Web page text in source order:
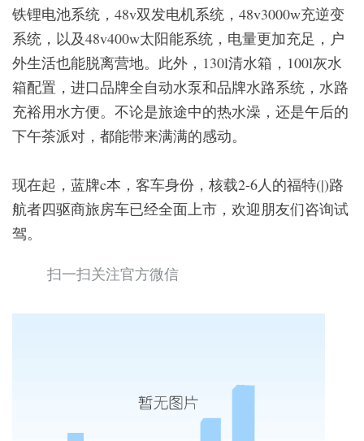
铁锂电池系统，48v双发电机系统，48v3000w充逆变
系统，以及48v400w太阳能系统，电量更加充足，户
外生活也能脱离营地。此外，130l清水箱，100l灰水
箱配置，进口品牌全自动水泵和品牌水路系统，水路
充裕用水方便。不论是旅途中的热水澡，还是午后的
下午茶派对，都能带来满满的感动。
现在起，蓝牌c本，客车身份，核载2-6人的福特(|)路
航者四驱商旅房车已经全面上市，欢迎朋友们咨询试
驾。
扫一扫关注官方微信